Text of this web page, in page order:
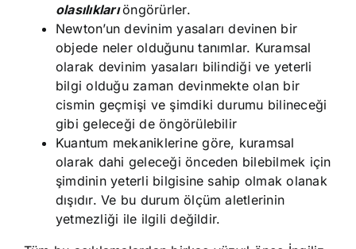
olasılıklarıöngörürler.
Newton’un devinim yasaları devinen bir
objede neler olduğunu tanımlar. Kuramsal
olarak devinim yasaları bilindiği ve yeterli
bilgi olduğu zaman devinmekte olan bir
cismin geçmişi ve şimdiki durumu bilineceği
gibi geleceği de öngörülebilir
Kuantum mekaniklerine göre, kuramsal
olarak dahi geleceği önceden bilebilmek için
şimdinin yeterli bilgisine sahip olmak olanak
dışıdır. Ve bu durum ölçüm aletlerinin
yetmezliği ile ilgili değildir.